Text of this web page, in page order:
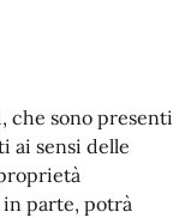
che sono presenti
ai sensi delle
parte, potrà